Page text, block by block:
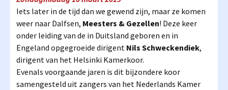
Iets later in de tijd dan we gewend zijn, maar ze komen
weer naar Dalfsen, Meesters & Gezellen! Deze keer
onder leiding van de in Duitsland geboren en in
Engeland opgegroeide dirigent Nils Schweckendiek,
dirigent van het Helsinki Kamerkoor.
Evenals voorgaande jaren is dit bijzondere koor
samengesteld uit zangers van het Nederlands Kamer